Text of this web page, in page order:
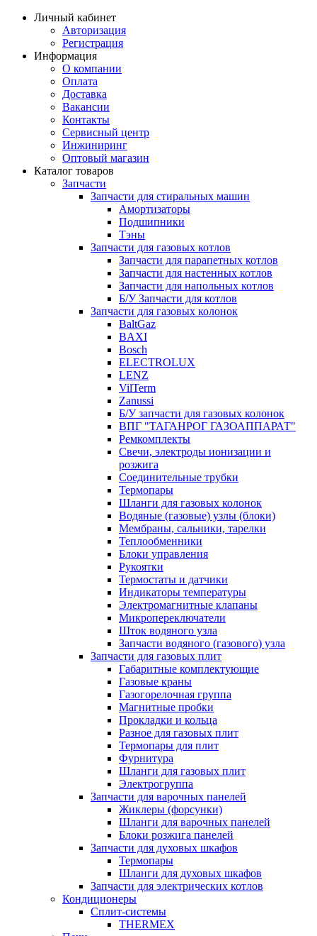
Личный кабинет
Авторизация
Регистрация
Информация
О компании
Оплата
Доставка
Вакансии
Контакты
Сервисный центр
Инжиниринг
Оптовый магазин
Каталог товаров
Запчасти
Запчасти для стиральных машин
Амортизаторы
Подшипники
Тэны
Запчасти для газовых котлов
Запчасти для парапетных котлов
Запчасти для настенных котлов
Запчасти для напольных котлов
Б/У Запчасти для котлов
Запчасти для газовых колонок
BaltGaz
BAXI
Bosch
ELECTROLUX
LENZ
VilTerm
Zanussi
Б/У запчасти для газовых колонок
ВПГ "ТАГАНРОГ ГАЗОАППАРАТ"
Ремкомплекты
Свечи, электроды ионизации и
розжига
Соединительные трубки
Термопары
Шланги для газовых колонок
Водяные (газовые) узлы (блоки)
Мембраны, сальники, тарелки
Теплообменники
Блоки управления
Рукоятки
Термостаты и датчики
Индикаторы температуры
Электромагнитные клапаны
Микропереключатели
Шток водяного узла
Запчасти водяного (газового) узла
Запчасти для газовых плит
Габаритные комплектующие
Газовые краны
Газогорелочная группа
Магнитные пробки
Прокладки и кольца
Разное для газовых плит
Термопары для плит
Фурнитура
Шланги для газовых плит
Электрогруппа
Запчасти для варочных панелей
Жиклеры (форсунки)
Шланги для варочных панелей
Блоки розжига панелей
Запчасти для духовых шкафов
Термопары
Шланги для духовых шкафов
Запчасти для электрических котлов
Кондиционеры
Сплит-системы
THERMEX